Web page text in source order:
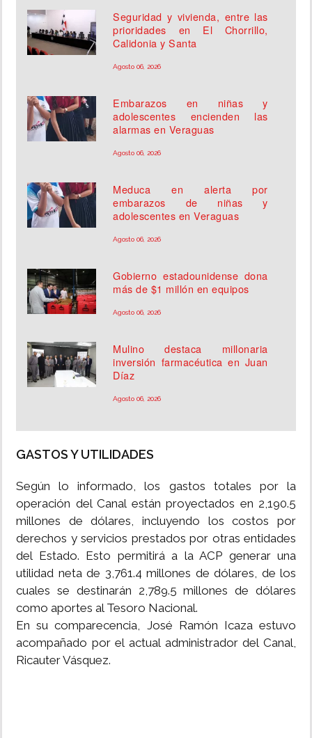
Seguridad y vivienda, entre las
prioridades en El Chorrillo,
Calidonia y Santa
Agosto 06, 2026
Embarazos en niñas y
adolescentes encienden las
alarmas en Veraguas
Agosto 06, 2026
Meduca en alerta por
embarazos de niñas y
adolescentes en Veraguas
Agosto 06, 2026
Gobierno estadounidense dona
más de $1 millón en equipos
Agosto 06, 2026
Mulino destaca millonaria
inversión farmacéutica en Juan
Díaz
Agosto 06, 2026
GASTOS Y UTILIDADES
Según lo informado, los gastos totales por la
operación del Canal están proyectados en 2,190.5
millones de dólares, incluyendo los costos por
derechos y servicios prestados por otras entidades
del Estado. Esto permitirá a la ACP generar una
utilidad neta de 3,761.4 millones de dólares, de los
cuales se destinarán 2,789.5 millones de dólares
como aportes al Tesoro Nacional.
En su comparecencia, José Ramón Icaza estuvo
acompañado por el actual administrador del Canal,
Ricauter Vásquez.